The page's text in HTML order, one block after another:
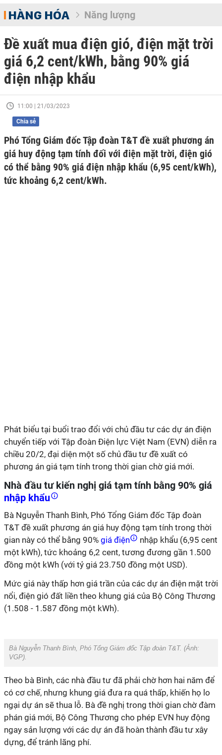
HÀNG HÓA Năng lượng
Đề xuất mua điện gió, điện mặt trời
giá 6,2 cent/kWh, bằng 90% giá
điện nhập khẩu
11:00 | 21/03/2023
Chia sẻ
Phó Tổng Giám đốc Tập đoàn T&T đề xuất phương án
giá huy động tạm tính đối với điện mặt trời, điện gió
có thể bằng 90% giá điện nhập khẩu (6,95 cent/kWh),
tức khoảng 6,2 cent/kWh.
Phát biểu tại buổi trao đổi với chủ đầu tư các dự án điện
chuyển tiếp với Tập đoàn Điện lực Việt Nam (EVN) diễn ra
chiều 20/2, đại diện một số chủ đầu tư đề xuất có
phương án giá tạm tính trong thời gian chờ giá mới.
Nhà đầu tư kiến nghị giá tạm tính bằng 90% giá
nhập khẩu
Bà Nguyễn Thanh Bình, Phó Tổng Giám đốc Tập đoàn
T&T đề xuất phương án giá huy động tạm tính trong thời
gian này có thể bằng 90% giá điện
nhập khẩu (6,95 cent
một kWh), tức khoảng 6,2 cent, tương đương gần 1.500
đồng một kWh (với tỷ giá 23.750 đồng một USD).
Mức giá này thấp hơn giá trần của các dự án điện mặt trời
nổi, điện gió đất liền theo khung giá của Bộ Công Thương
(1.508 - 1.587 đồng một kWh).
Bà Nguyễn Thanh Bình, Phó Tổng Giám đốc Tập đoàn T&T. (Ảnh:
VGP).
Theo bà Bình, các nhà đầu tư đã phải chờ hơn hai năm để
có cơ chế, nhưng khung giá đưa ra quá thấp, khiến họ lo
ngại dự án sẽ thua lỗ. Bà đề nghị trong thời gian chờ đàm
phán giá mới, Bộ Công Thương cho phép EVN huy động
ngay sản lượng với các dự án đã hoàn thành đầu tư xây
dựng, để tránh lãng phí.